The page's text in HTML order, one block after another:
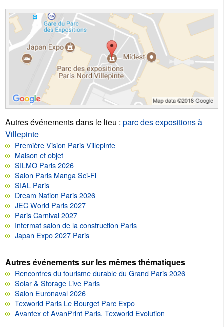
Autres événements dans le lieu : parc des expositions à
Villepinte
Première Vision Paris Villepinte
Maison et objet
SILMO Paris 2026
Salon Paris Manga Sci-Fi
SIAL Paris
Dream Nation Paris 2026
JEC World Paris 2027
Paris Carnival 2027
Intermat salon de la construction Paris
Japan Expo 2027 Paris
Autres événements sur les mêmes thématiques
Rencontres du tourisme durable du Grand Paris 2026
Solar & Storage Live Paris
Salon Euronaval 2026
Texworld Paris Le Bourget Parc Expo
Avantex et AvanPrint Paris, Texworld Evolution